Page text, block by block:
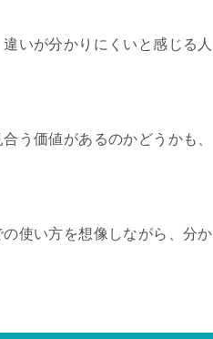
いが分かりにくいと感じる人
う価値があるのかどうかも、
使い方を想像しながら、分か